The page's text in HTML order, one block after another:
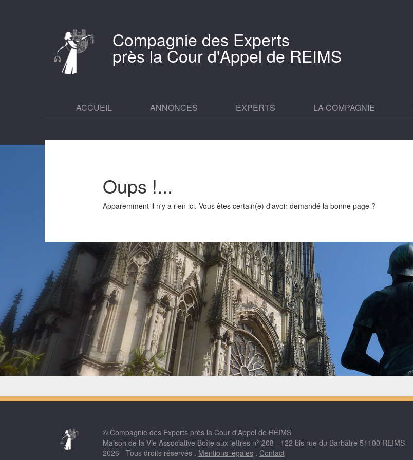
Compagnie des Experts
près la Cour d'Appel de REIMS
ACCUEIL ANNONCES EXPERTS LA COMPAGNIE
Oups !...
Apparemment il n'y a rien ici. Vous êtes certain(e) d'avoir demandé la bonne page ?
© Compagnie des Experts près la Cour d'Appel de REIMS
Maison de la Vie Associative Boîte aux lettres n° 208 - 122 bis rue du Barbâtre 51100 REIMS
2026 - Tous droits réservés . Mentions légales. Contact